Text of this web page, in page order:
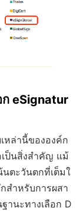
ก eSignatur
หล่านี้ขององค์ก
ป็นสิ่งสำคัญ แม้
นตะวันตกที่เต็มใ
สำหรับการผสา
านะทางเลือก D